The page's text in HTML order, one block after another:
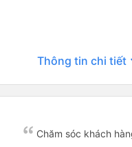
Thông tin chi tiết
Chăm sóc khách